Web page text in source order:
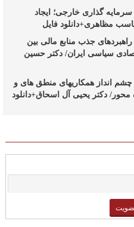
گذاری خارجی؛ ایجاد
مظاهری+دانلود فایل
جذب منابع مالی بین
سیاسی ایران/ دکتر حسین
انداز همکاریهای منطق های و
دکتر یحیی آل اسحاق+دانلود
مهندس حبیب الله
در کسب و کارهای پروژه
دکتر محمد ابویی اردکان+دانلود